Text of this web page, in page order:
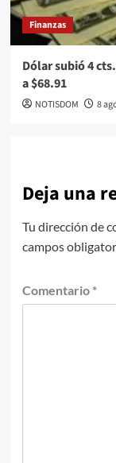
Finanzas
Dólar subió 4
a $68.91
NOTISDOM 8
Deja una
Tu dirección de
campos
Comentario *